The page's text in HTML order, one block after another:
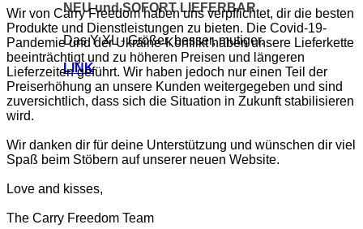
NEU und SOFORT LIEFERBAR
Das Y XL - Größer, besser, mutiger.
LINK
Wir von Carry Freedom haben uns verpflichtet, dir die besten
Produkte und Dienstleistungen zu bieten. Die Covid-19-
Pandemie und der Ukraine-Konflikt haben unsere Lieferkette
beeinträchtigt und zu höheren Preisen und längeren
Lieferzeiten geführt. Wir haben jedoch nur einen Teil der
Preiserhöhung an unsere Kunden weitergegeben und sind
zuversichtlich, dass sich die Situation in Zukunft stabilisieren
wird.
Wir danken dir für deine Unterstützung und wünschen dir viel
Spaß beim Stöbern auf unserer neuen Website.
Love and kisses,
The Carry Freedom Team